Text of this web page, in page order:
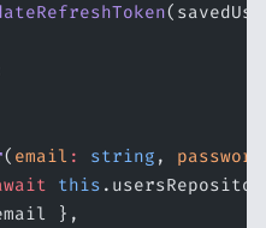
( email : string , password
this
},